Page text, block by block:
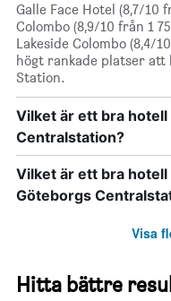
Galle Face Hotel (8,7/10
Colombo (8,9/10 från 1
Lakeside Colombo (8,4/
högt rankade platser att
Station.
Vilket är ett bra
Centralstation?
Vilket är ett bra hotell
Göteborgs
Visa
Hitta bättre